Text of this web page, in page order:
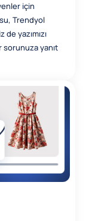
için
Trendyol
yazımızı
sorunuza yanıt